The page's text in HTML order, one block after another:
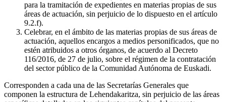
para la tramitación de expedientes en materias propias de sus
áreas de actuación, sin perjuicio de lo dispuesto en el artículo
9.2.f).
Celebrar, en el ámbito de las materias propias de sus áreas de
actuación, aquellos encargos a medios personificados, que no
estén atribuidos a otros órganos, de acuerdo al Decreto
116/2016, de 27 de julio, sobre el régimen de la contratación
del sector público de la Comunidad Autónoma de Euskadi.
Corresponden a cada una de las Secretarías Generales que
componen la estructura de Lehendakaritza, sin perjuicio de las áreas